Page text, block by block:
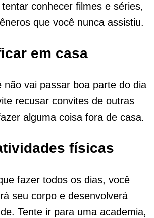
conhecer filmes e séries,
que você nunca assistiu.
em casa
não vai passar boa parte do dia
recusar convites de outras
alguma coisa fora de casa.
físicas
fazer todos os dias, você
seu corpo e desenvolverá
Tente ir para uma academia,